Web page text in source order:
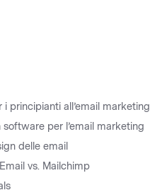
i principianti all’email marketing
software per l’email marketing
delle email
vs. Mailchimp